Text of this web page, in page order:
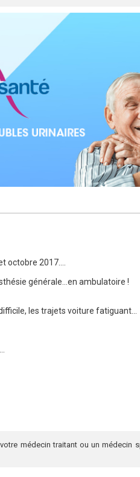
2017....
générale...en ambulatoire !
les trajets voiture fatiguant...
médecin traitant ou un médecin